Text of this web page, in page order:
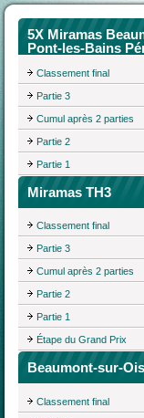
5X Miramas
Pont-les-Bains
Classement final
Partie 3
Cumul après 2 parties
Partie 2
Partie 1
Miramas TH3
Classement final
Partie 3
Cumul après 2 parties
Partie 2
Partie 1
Étape du Grand Prix
Beaumont-sur-
Classement final